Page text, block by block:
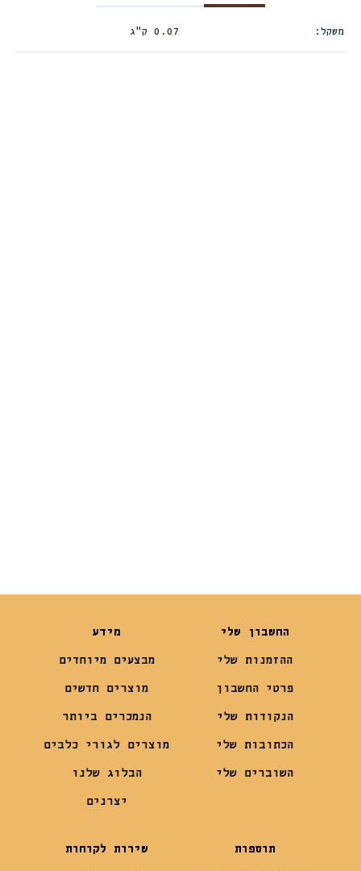
משקל 0.07 ק"ג
החשבון שלי
ההזמנות שלי
פרטי החשבון
הנקודות שלי
הכתובות שלי
השוברים שלי
מידע
מבצעים מיוחדים
מוצרים חדשים
הנמכרים ביותר
מוצרים לגורי כלבים
הבלוג שלנו
יצרנים
תוספות שירות לקוחות